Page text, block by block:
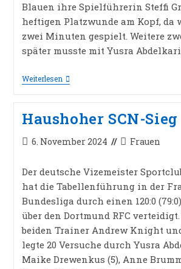
Blauen ihre Spielführerin Steffi
heftigen Platzwunde am Kopf, da
zwei Minuten gespielt. Weitere
später musste mit Yusra
WeiterlesenHERBE
PLEITE
Haushoher SCN-Sieg
Beitrag
6. November 2024
Beitrags-
Frauen
Der deutsche Vizemeister
hat die Tabellenführung in der
Bundesliga durch einen 120:0
über den Dortmund RFC verteidigt.
beiden Trainer Andrew Knight
legte 20 Versuche durch Yusra
Maike Drewenkus (5), Anne